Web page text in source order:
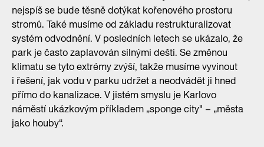
nejspíš se bude těsně dotýkat kořenového prostoru
stromů. Také musíme od základu restrukturalizovat
systém odvodnění. V posledních letech se ukázalo, že
park je často zaplavován silnými dešti. Se změnou
klimatu se tyto extrémy zvýší, takže musíme vyvinout
i řešení, jak vodu v parku udržet a neodvádět ji hned
přímo do kanalizace. V jistém smyslu je Karlovo
náměstí ukázkovým příkladem „sponge city" – „města
jako houby“.